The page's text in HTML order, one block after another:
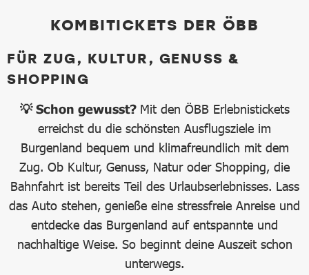
KOMBITICKETS DER ÖBB
FÜR ZUG, KULTUR, GENUSS &
SHOPPING
💡 Schon gewusst? Mit den ÖBB Erlebnistickets
erreichst du die schönsten Ausflugsziele im
Burgenland bequem und klimafreundlich mit dem
Zug. Ob Kultur, Genuss, Natur oder Shopping, die
Bahnfahrt ist bereits Teil des Urlaubserlebnisses. Lass
das Auto stehen, genieße eine stressfreie Anreise und
entdecke das Burgenland auf entspannte und
nachhaltige Weise. So beginnt deine Auszeit schon
unterwegs.